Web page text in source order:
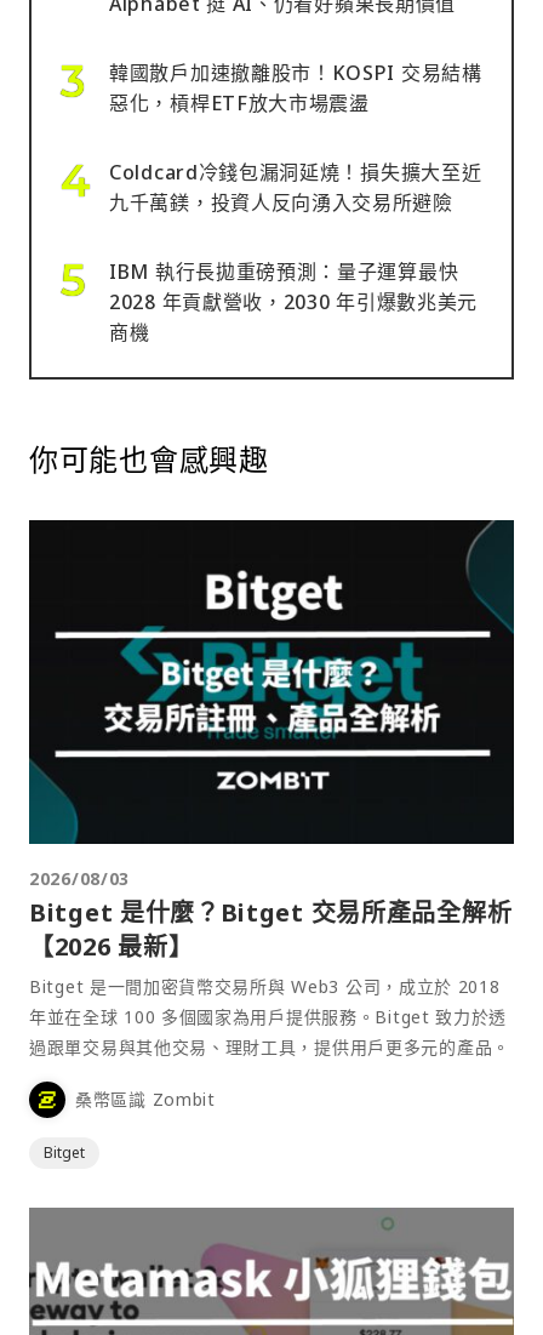
韓國散戶加速撤離股市！KOSPI 交易結構
惡化，槓桿ETF放大市場震盪
Coldcard冷錢包漏洞延燒！損失擴大至近
九千萬鎂，投資人反向湧入交易所避險
IBM 執行長拋重磅預測：量子運算最快
2028 年貢獻營收，2030 年引爆數兆美元
商機
你可能也會感興趣
2026/08/03
Bitget 是什麼？Bitget 交易所產品全解析
【2026 最新】
Bitget 是一間加密貨幣交易所與 Web3 公司，成立於 2018
年並在全球 100 多個國家為用戶提供服務。Bitget 致力於透
過跟單交易與其他交易、理財工具，提供用戶更多元的產品。
桑幣區識 Zombit
Bitget